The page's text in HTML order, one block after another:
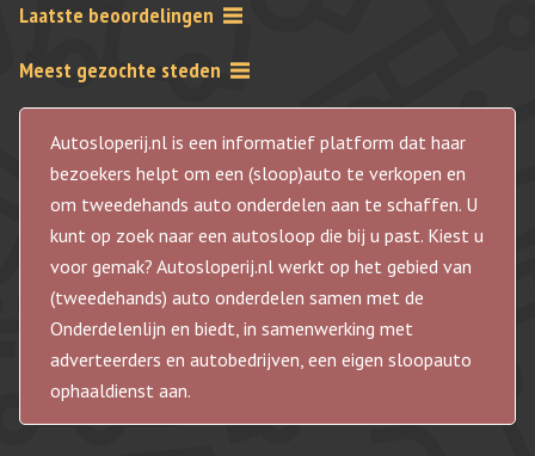
Laatste beoordelingen
Meest gezochte steden
Autosloperij.nl is een informatief platform dat haar
bezoekers helpt om een (sloop)auto te verkopen en
om tweedehands auto onderdelen aan te schaffen. U
kunt op zoek naar een autosloop die bij u past. Kiest u
voor gemak? Autosloperij.nl werkt op het gebied van
(tweedehands) auto onderdelen samen met de
Onderdelenlijn en biedt, in samenwerking met
adverteerders en autobedrijven, een eigen sloopauto
ophaaldienst aan.